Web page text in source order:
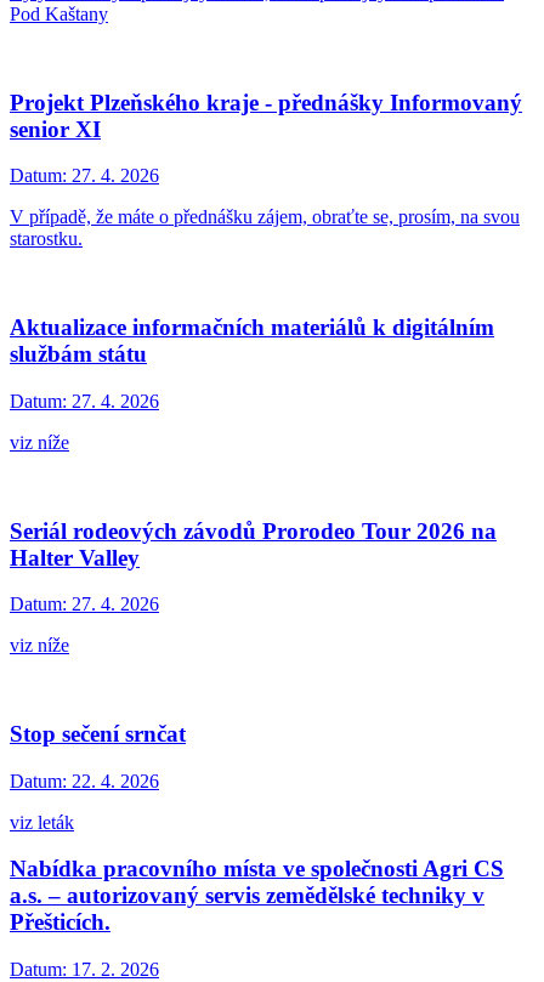
Pod Kaštany
Projekt Plzeňského kraje - přednášky Informovaný
senior XI
Datum: 27. 4. 2026
V případě, že máte o přednášku zájem, obraťte se, prosím, na svou
starostku.
Aktualizace informačních materiálů k digitálním
službám státu
Datum: 27. 4. 2026
viz níže
Seriál rodeových závodů Prorodeo Tour 2026 na
Halter Valley
Datum: 27. 4. 2026
viz níže
Stop sečení srnčat
Datum: 22. 4. 2026
viz leták
Nabídka pracovního místa ve společnosti Agri CS
a.s. – autorizovaný servis zemědělské techniky v
Přešticích.
Datum: 17. 2. 2026